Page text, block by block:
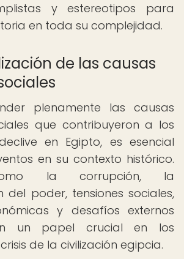
y estereotipos para
en toda su complejidad.
de las causas
plenamente las causas
que contribuyeron a los
en Egipto, es esencial
en su contexto histórico.
la corrupción, la
del poder, tensiones sociales,
y desafíos externos
un papel crucial en los
de la civilización egipcia.